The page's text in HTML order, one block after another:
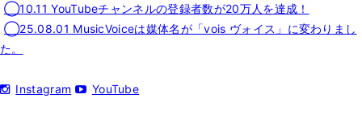
◯10.11 YouTubeチャンネルの登録者数が20万人を達成！
◯25.08.01 MusicVoiceは媒体名が「vois ヴォイス」に変わりまし
た。
Instagram YouTube